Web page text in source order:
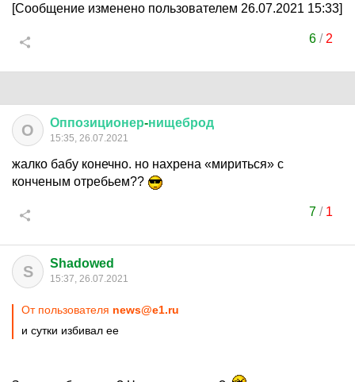
[Сообщение изменено пользователем 26.07.2021 15:33]
6/ 2
О Оппозиционер-нищеброд
15:35, 26.07.2021
жалко бабу конечно. но нахрена «мириться» с
конченым отребьем??
7/ 1
S Shadowed
15:37, 26.07.2021
От пользователя news@e1.ru
и сутки избивал ее